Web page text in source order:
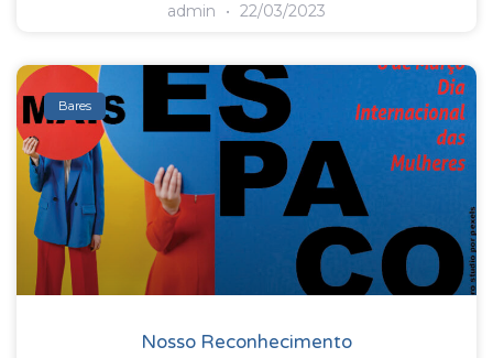
admin 22/03/2023
Bares
Nosso Reconhecimento